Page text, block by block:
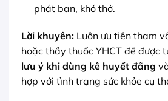
phát ban, khó thở.
Lời khuyên: Luôn ưu tiên tham
hoặc thầy thuốc YHCT để được
lưu ý khi dùng kê huyết đằng
hợp với tình trạng sức khỏe cụ